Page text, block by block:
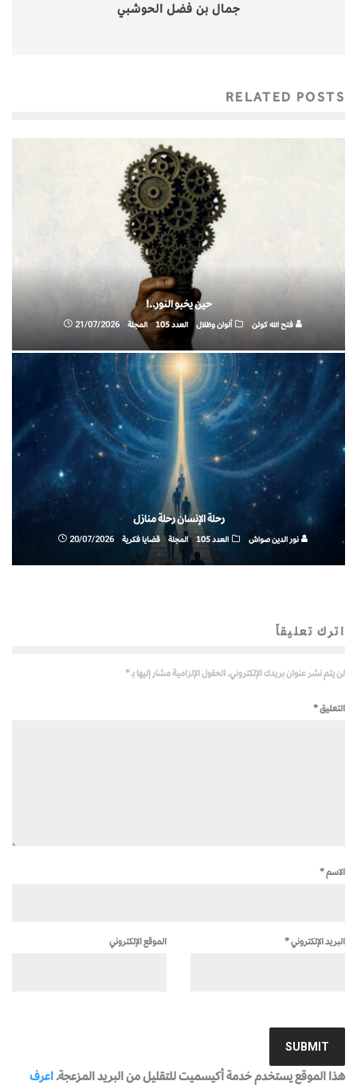
جمال بن فضل الحوشبي
RELATED POSTS
حين يخبو النور..!
فتح الله كولن ألوان وظلال العدد 105 المجلة 21/07/2026
رحلة الإنسان رحلة منازل
نور الدين صواش العدد 105 المجلة قضايا فكرية 20/07/2026
اترك تعليقاً
لن يتم نشر عنوان بريدك الإلكتروني. الحقول الإلزامية مشار إليها بـ*
التعليق*
الاسم*
البريد الإلكتروني* الموقع الإلكتروني
هذا الموقع يستخدم خدمة أكيسميت للتقليل من البريد المزعجة. اعرف